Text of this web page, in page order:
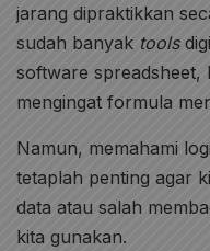
jarang dipraktikkan
sudah banyak tools
software spreadsheet,
mengingat formula
Namun, memahami
tetaplah penting agar
data atau salah
kita gunakan.